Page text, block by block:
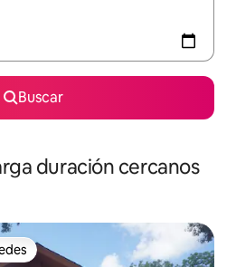
Buscar
duración cercanos
más destacados